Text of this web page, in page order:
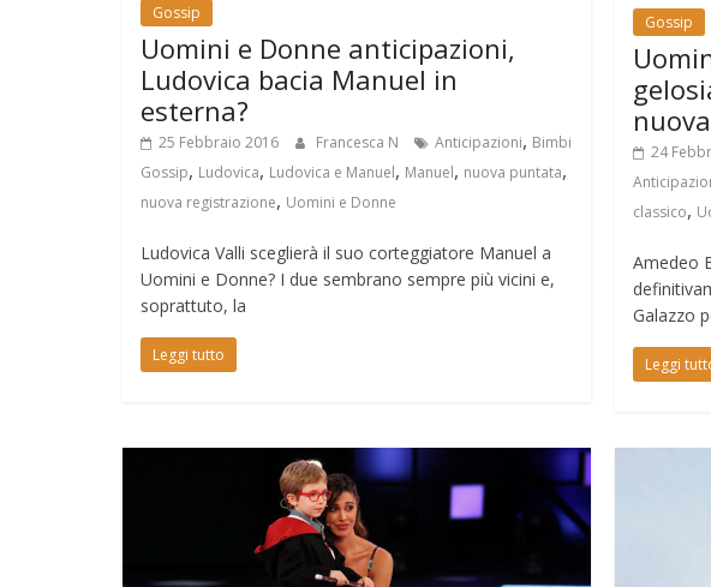
Gossip
Uomini e Donne anticipazioni,
Ludovica bacia Manuel in
esterna?
25 Febbraio 2016 Francesca N Anticipazioni, Bimbi
Gossip, Ludovica, Ludovica e Manuel, Manuel, nuova puntata,
nuova registrazione, Uomini e Donne
Ludovica Valli sceglierà il suo corteggiatore Manuel a
Uomini e Donne? I due sembrano sempre più vicini e,
soprattuto, la
Leggi tutto
Gossip
24
classico,
Amedeo
Galazzo
Leggi